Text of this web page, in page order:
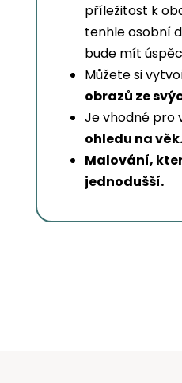
příležitost k
tenhle osobní
bude mít
Můžete si
obrazů ze
Je vhodné pro
ohledu na věk.
Malování,
jednodušší.